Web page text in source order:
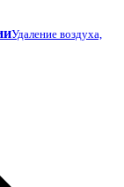
Удаление воздуха,